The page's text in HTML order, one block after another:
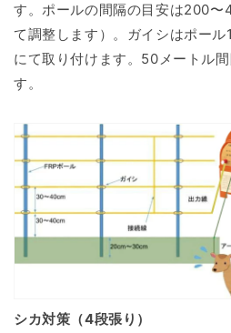
す。ポールの間隔の目安は200
て調整します）。ガイシはポー
にて取り付けます。50メートル
す。
シカ対策（4段張り）